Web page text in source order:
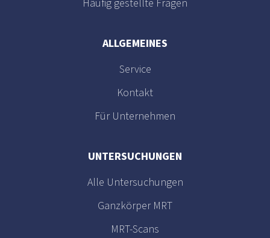
Häufig gestellte Fragen
ALLGEMEINES
Service
Kontakt
Für Unternehmen
UNTERSUCHUNGEN
Alle Untersuchungen
Ganzkörper MRT
MRT-Scans